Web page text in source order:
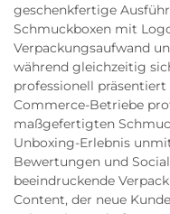
geschenkfertige
Schmuckboxen mit
Verpackungsaufwand
während gleichzeitig
professionell präsentiert
Commerce-Betriebe
maßgefertigten
Unboxing-Erlebnis
Bewertungen und
beeindruckende
Content, der neue